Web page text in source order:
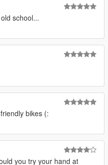
school...
bikes (:
you try your hand at